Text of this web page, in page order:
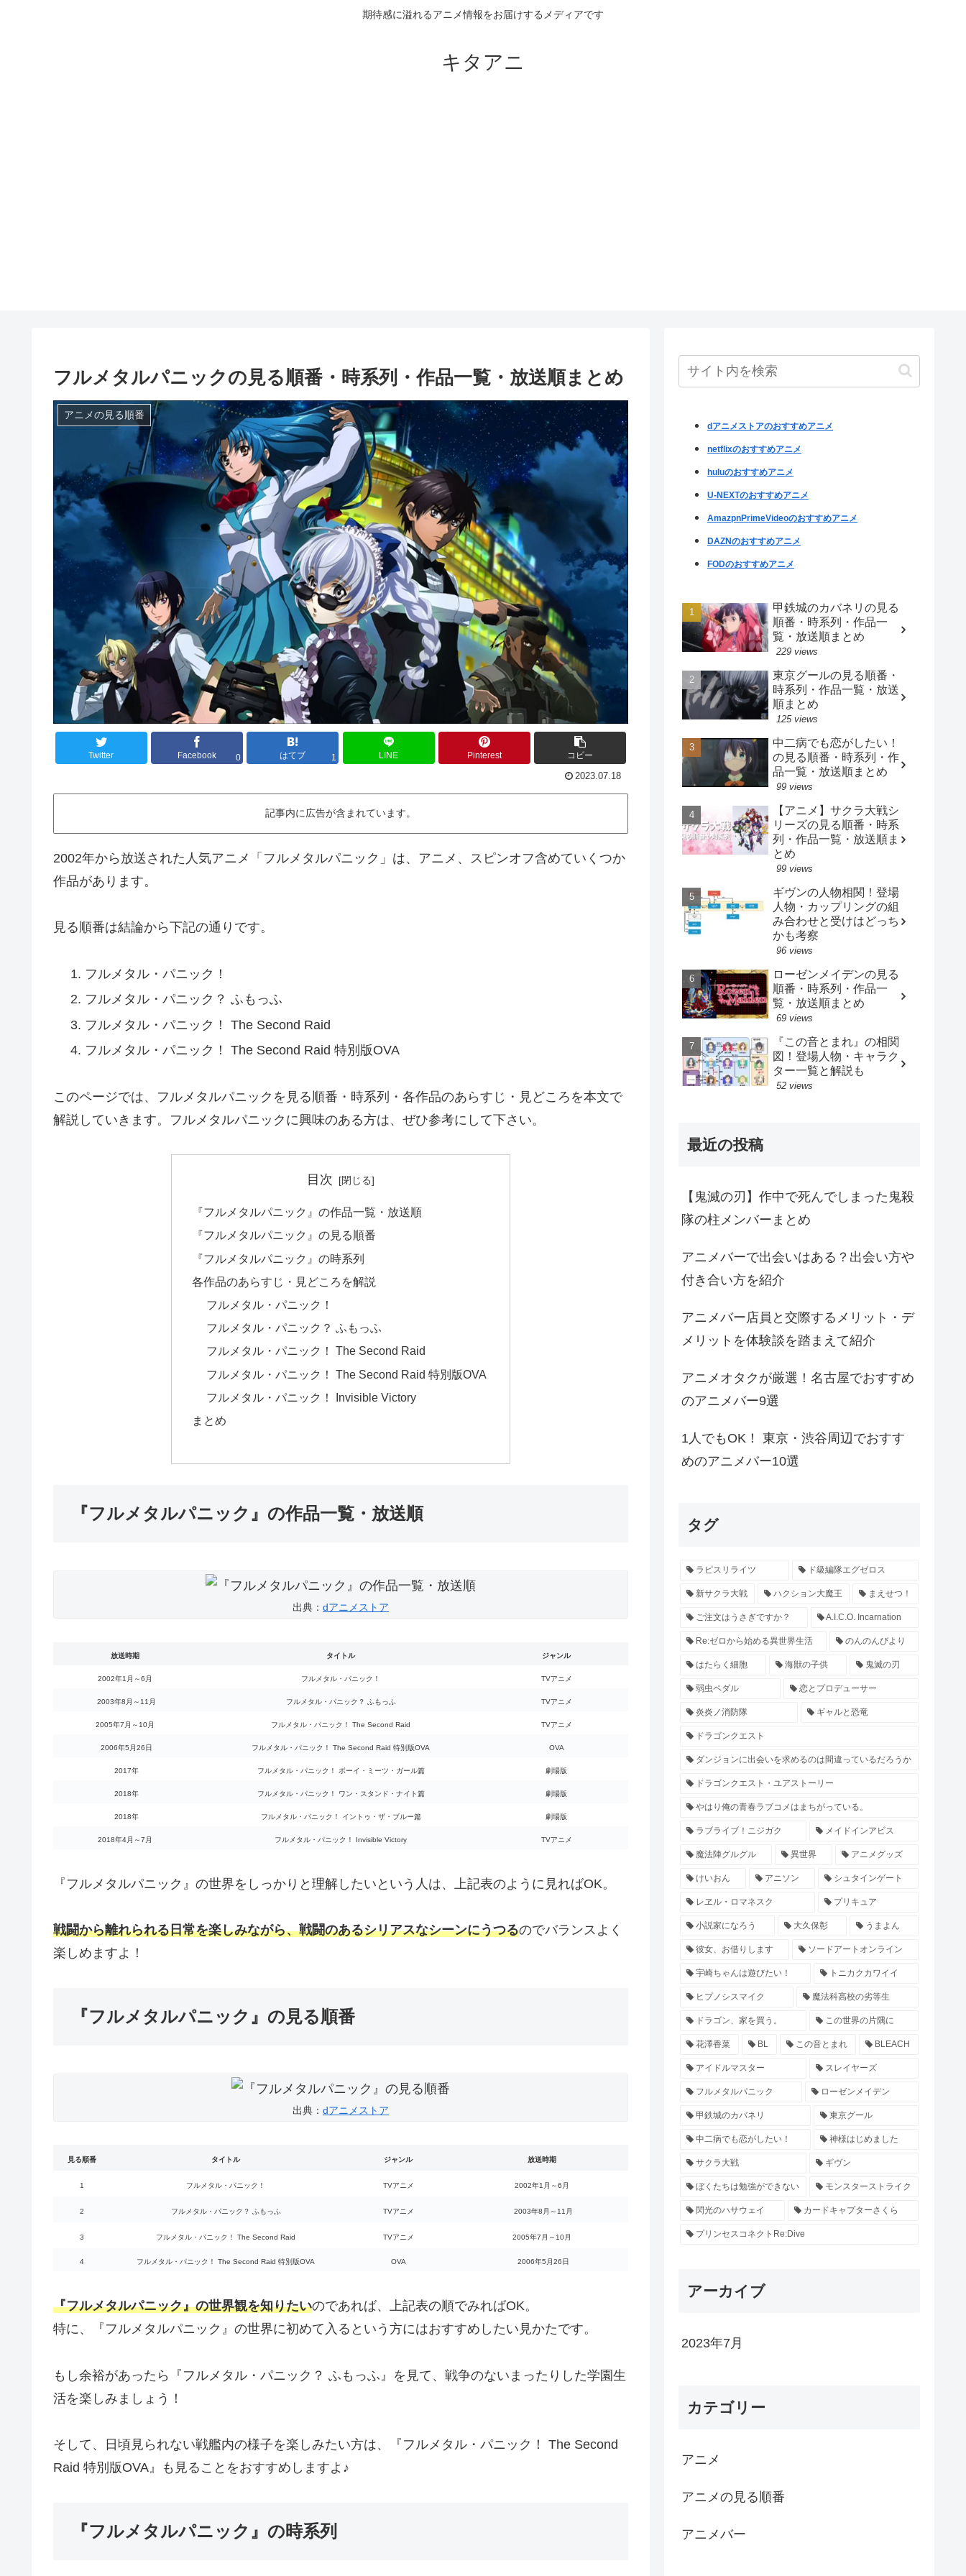
期待感に溢れるアニメ情報をお届けするメディアです
キタアニ
フルメタルパニックの見る順番・時系列・作品一覧・放送順まとめ
アニメの見る順番
Twitter Facebook 0 はてブ 1 LINE Pinterest コピー
2023.07.18
記事内に広告が含まれています。
2002年から放送された人気アニメ「フルメタルパニック」は、アニメ、スピンオフ含めていくつか
作品があります。
見る順番は結論から下記の通りです。
フルメタル・パニック！
フルメタル・パニック？ ふもっふ
フルメタル・パニック！ The Second Raid
フルメタル・パニック！ The Second Raid 特別版OVA
このページでは、フルメタルパニックを見る順番・時系列・各作品のあらすじ・見どころを本文で
解説していきます。フルメタルパニックに興味のある方は、ぜひ参考にして下さい。
目次
『フルメタルパニック』の作品一覧・放送順
『フルメタルパニック』の見る順番
『フルメタルパニック』の時系列
各作品のあらすじ・見どころを解説
フルメタル・パニック！
フルメタル・パニック？ ふもっふ
フルメタル・パニック！ The Second Raid
フルメタル・パニック！ The Second Raid 特別版OVA
フルメタル・パニック！ Invisible Victory
まとめ
『フルメタルパニック』の作品一覧・放送順
出典： dアニメストア
放送時期 タイトル ジャンル
2002年1月～6月 フルメタル・パニック！ TVアニメ
2003年8月～11月 フルメタル・パニック？ ふもっふ TVアニメ
2005年7月～10月 フルメタル・パニック！ The Second Raid TVアニメ
2006年5月26日 フルメタル・パニック！ The Second Raid 特別版OVA OVA
2017年 フルメタル・パニック！ ボーイ・ミーツ・ガール篇 劇場版
2018年 フルメタル・パニック！ ワン・スタンド・ナイト篇 劇場版
2018年 フルメタル・パニック！ イントゥ・ザ・ブルー篇 劇場版
2018年4月～7月 フルメタル・パニック！ Invisible Victory TVアニメ
『 フルメタルパニック 』の世界をしっかりと理解したいという人は、上記表のように見ればOK。
戦闘から離れられる日常を楽しみながら、戦闘のあるシリアスなシーンにうつるのでバランスよく
楽しめますよ！
『フルメタルパニック』の見る順番
出典： dアニメストア
見る順番 タイトル ジャンル 放送時期
1 フルメタル・パニック！ TVアニメ 2002年1月～6月
2 フルメタル・パニック？ ふもっふ TVアニメ 2003年8月～11月
3 フルメタル・パニック！ The Second Raid TVアニメ 2005年7月～10月
4 フルメタル・パニック！ The Second Raid 特別版OVA OVA 2006年5月26日
『フルメタルパニック』の世界観を知りたいのであれば、上記表の順でみればOK。
特に、『フルメタルパニック』の世界に初めて入るという方にはおすすめしたい見かたです。
もし余裕があったら『フルメタル・パニック？ ふもっふ』を見て、戦争のないまったりした学園生
活を楽しみましょう！
そして、日頃見られない戦艦内の様子を楽しみたい方は、『フルメタル・パニック！ The Second
Raid 特別版OVA』も見ることをおすすめしますよ♪
『フルメタルパニック』の時系列
dアニメストアのおすすめアニメ
netflixのおすすめアニメ
huluのおすすめアニメ
U-NEXTのおすすめアニメ
AmazpnPrimeVideoのおすすめアニメ
DAZNのおすすめアニメ
FODのおすすめアニメ
甲鉄城のカバネリの見る
順番・時系列・作品一
覧・放送順まとめ
229 views
東京グールの見る順番・
時系列・作品一覧・放送
順まとめ
125 views
中二病でも恋がしたい！
の見る順番・時系列・作
品一覧・放送順まとめ
99 views
【アニメ】サクラ大戦シ
リーズの見る順番・時系
列・作品一覧・放送順ま
とめ
99 views
ギヴンの人物相関！登場
人物・カップリングの組
み合わせと受けはどっち
かも考察
96 views
ローゼンメイデンの見る
順番・時系列・作品一
覧・放送順まとめ
69 views
『この音とまれ』の相関
図！登場人物・キャラク
ター一覧と解説も
52 views
最近の投稿
【鬼滅の刃】作中で死んでしまった鬼殺
隊の柱メンバーまとめ
アニメバーで出会いはある？出会い方や
付き合い方を紹介
アニメバー店員と交際するメリット・デ
メリットを体験談を踏まえて紹介
アニメオタクが厳選！名古屋でおすすめ
のアニメバー9選
1人でもOK！ 東京・渋谷周辺でおすす
めのアニメバー10選
タグ
ラピスリライツ ド級編隊エグゼロス
新サクラ大戦 ハクション大魔王 まえせつ！
ご注文はうさぎですか？ A.I.C.O. Incarnation
Re:ゼロから始める異世界生活 のんのんびより
はたらく細胞 海獣の子供 鬼滅の刃
弱虫ペダル 恋とプロデューサー
炎炎ノ消防隊 ギャルと恐竜
ドラゴンクエスト
ダンジョンに出会いを求めるのは間違っているだろうか
ドラゴンクエスト・ユアストーリー
やはり俺の青春ラブコメはまちがっている。
ラブライブ！ニジガク メイドインアビス
魔法陣グルグル 異世界 アニメグッズ
けいおん アニソン シュタインゲート
レヱル・ロマネスク プリキュア
小説家になろう 大久保彰 うまよん
彼女、お借りします ソードアートオンライン
宇崎ちゃんは遊びたい！ トニカクカワイイ
ヒプノシスマイク 魔法科高校の劣等生
ドラゴン、家を買う。 この世界の片隅に
花澤香菜 BL この音とまれ BLEACH
アイドルマスター スレイヤーズ
フルメタルパニック ローゼンメイデン
甲鉄城のカバネリ 東京グール
中二病でも恋がしたい！ 神様はじめました
サクラ大戦 ギヴン
ぼくたちは勉強ができない モンスターストライク
閃光のハサウェイ カードキャプターさくら
プリンセスコネクトRe:Dive
アーカイブ
2023年7月
カテゴリー
アニメ
アニメの見る順番
アニメバー